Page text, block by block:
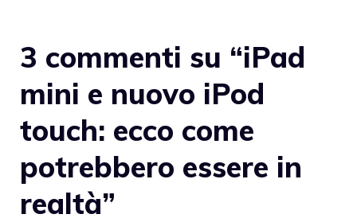
3 commenti su “iPad
mini e nuovo iPod
touch: ecco come
potrebbero essere in
realtà”